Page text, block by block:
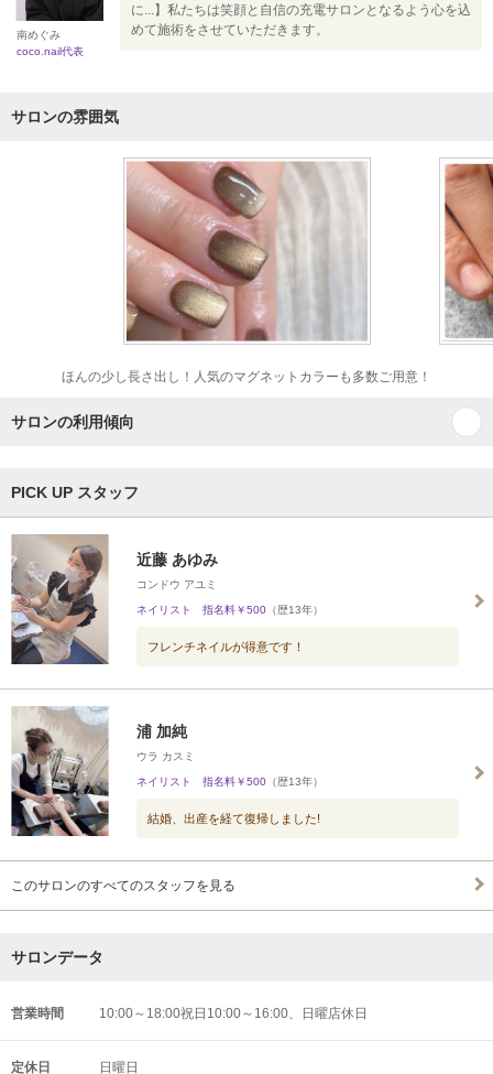
南めぐみ
coco.nail代表
に...】私たちは笑顔と自信の充電サロンとなるよう心を込
めて施術をさせていただきます。
サロンの雰囲気
ほんの少し長さ出し！人気のマグネットカラーも多数ご用意！
サロンの利用傾向
PICK UP スタッフ
近藤 あゆみ
コンドウ アユミ
ネイリスト 指名料￥500 （歴13年）
フレンチネイルが得意です！
浦 加純
ウラ カスミ
ネイリスト 指名料￥500 （歴13年）
結婚、出産を経て復帰しました!
このサロンのすべてのスタッフを見る
サロンデータ
営業時間 10:00～18:00祝日10:00～16:00、日曜店休日
定休日 日曜日